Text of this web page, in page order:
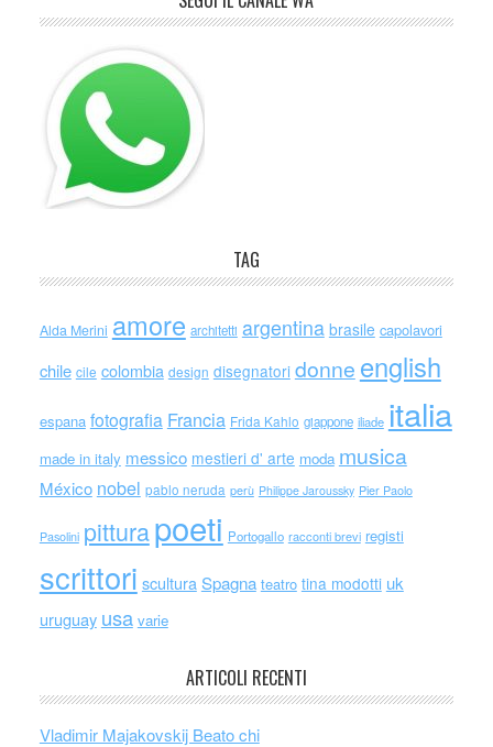
TAG
Alda Merini amore architetti argentina brasile capolavori
chile cile colombia design disegnatori donne english
espana fotografia Francia Frida Kahlo giappone iliade italia
made in italy messico mestieri d' arte moda musica
México nobel pablo neruda perù Philippe Jaroussky Pier Paolo
Pasolini pitturapoeti Portogallo racconti brevi registi
scrittori scultura Spagna teatro tina modotti uk
uruguay usa varie
ARTICOLI RECENTI
Vladimir Majakovskij Beato chi